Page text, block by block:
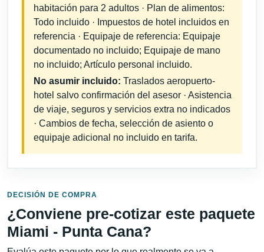
habitación para 2 adultos · Plan de alimentos:
Todo incluido · Impuestos de hotel incluidos en
referencia · Equipaje de referencia: Equipaje
documentado no incluido; Equipaje de mano
no incluido; Artículo personal incluido.
No asumir incluido: Traslados aeropuerto-
hotel salvo confirmación del asesor · Asistencia
de viaje, seguros y servicios extra no indicados
· Cambios de fecha, selección de asiento o
equipaje adicional no incluido en tarifa.
DECISIÓN DE COMPRA
¿Conviene pre-cotizar este paquete
Miami - Punta Cana?